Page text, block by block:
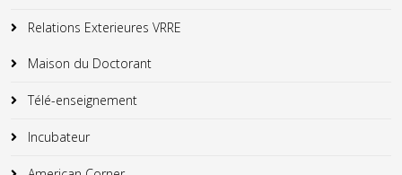
Relations Exterieures VRRE
Maison du Doctorant
Télé-enseignement
Incubateur